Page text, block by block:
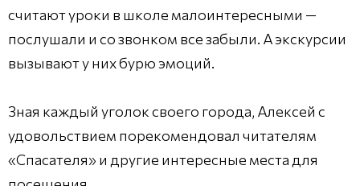
считают уроки в школе малоинтересными —
послушали и со звонком все забыли. А экскурсии
вызывают у них бурю эмоций.
Зная каждый уголок своего города, Алексей с
удовольствием порекомендовал читателям
«Спасателя» и другие интересные места для